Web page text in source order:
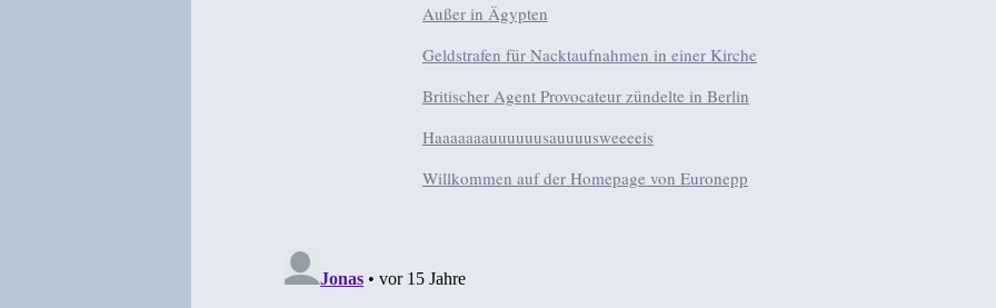
Außer in Ägypten
Geldstrafen für Nacktaufnahmen in einer Kirche
Britischer Agent Provocateur zündelte in Berlin
Haaaaaaauuuuuusauuuusweeeeis
Willkommen auf der Homepage von Euronepp